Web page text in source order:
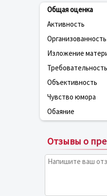
Общая оценка
Активность
Организованность
Изложение
Требовательность
Объективность
Чувство юмора
Обаяние
Отзывы о